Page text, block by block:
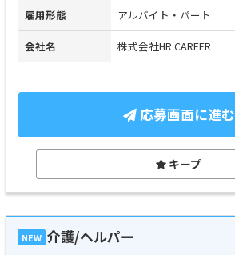
雇用形態 アルバイト・パート
会社名 株式会社HR CAREER
応募画面に進む
キープ
NEW 介護/ヘルパー